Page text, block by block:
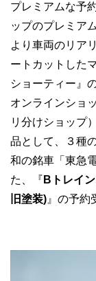
プレミアムな予
ップのプレミア
より車両のリア
ートカットした
ショーティー』
オンラインショ
リ分けショップ
品として、３種
和の銘車「東急
た、『 Bトレイ
旧塗装)』の予約